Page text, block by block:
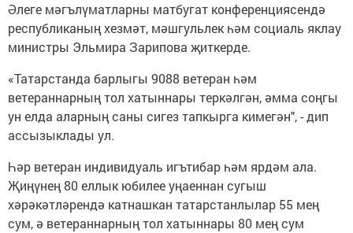
Әлеге мәгълүматларны матбугат конференциясендә
республиканың хезмәт, мәшгульлек һәм социаль яклау
министры Эльмира Зарипова җиткерде.
«Татарстанда барлыгы 9088 ветеран һәм
ветераннарның тол хатыннары теркәлгән, әмма соңгы
ун елда аларның саны сигез тапкырга кимегән", - дип
ассызыклады ул.
Һәр ветеран индивидуаль игътибар һәм ярдәм ала.
Җиңүнең 80 еллык юбилее уңаеннан сугыш
хәрәкәтләрендә катнашкан татарстанлылар 55 мең
сум, ә ветераннарның тол хатыннары 80 мең сум